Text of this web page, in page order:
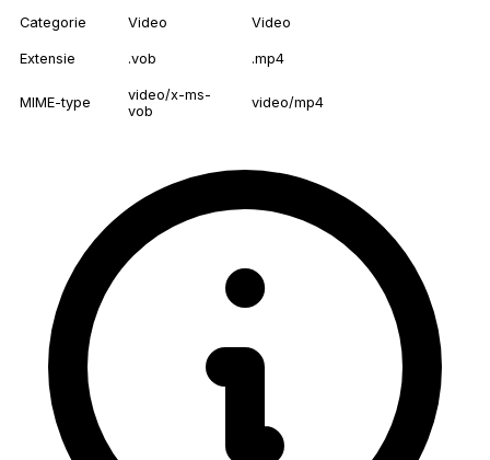
Categorie Video Video
Extensie .vob .mp4
MIME-type
video/x-ms-
vob
video/mp4